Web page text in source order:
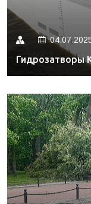
Гидрозатворы